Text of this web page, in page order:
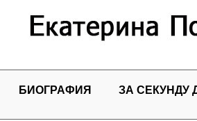
БИОГРАФИЯ ЗА СЕКУНДУ